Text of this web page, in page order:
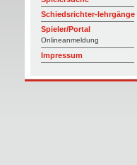
Schiedsrichter-lehrgänge
Spieler/Portal
Onlineanmeldung
Impressum